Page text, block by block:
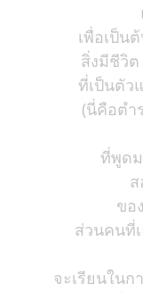
เพื่อเป็น
สิ่งมีชีวิต
ที่เป็นตั
(นี่คือตำ
ที่พูดม
ขอ
ส่วนคนที่
จะเรียนใน